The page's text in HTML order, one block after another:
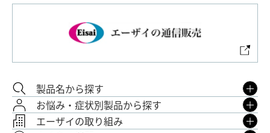
製品名から探す
お悩み・症状別製品から探す
エーザイの取り組み